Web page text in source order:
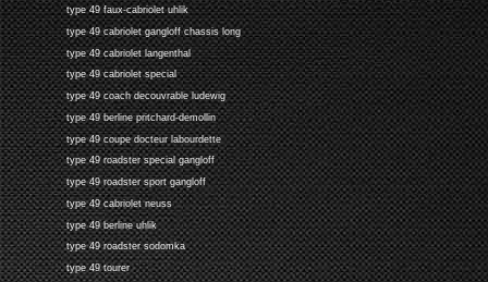
type 49 faux-cabriolet uhlik
type 49 cabriolet gangloff chassis long
type 49 cabriolet langenthal
type 49 cabriolet special
type 49 coach decouvrable ludewig
type 49 berline pritchard-demollin
type 49 coupe docteur labourdette
type 49 roadster special gangloff
type 49 roadster sport gangloff
type 49 cabriolet neuss
type 49 berline uhlik
type 49 roadster sodomka
type 49 tourer